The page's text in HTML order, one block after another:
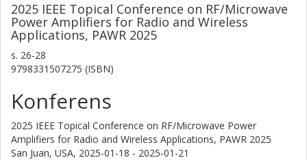
2025 IEEE Topical Conference on RF/Microwave
Power Amplifiers for Radio and Wireless
Applications, PAWR 2025
s. 26-28
9798331507275 (ISBN)
Konferens
2025 IEEE Topical Conference on RF/Microwave Power
Amplifiers for Radio and Wireless Applications, PAWR 2025
San Juan, USA, 2025-01-18 - 2025-01-21